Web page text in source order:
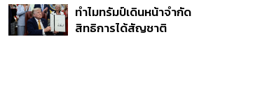
มาแสดงในมิวสิกวิดีโอ
ทำไมทรัมป์เดินหน้าจำกัด
สิทธิการได้สัญชาติ